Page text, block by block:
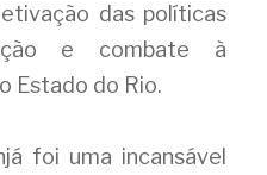
das políticas
e combate à
Estado do Rio.
foi uma incansável